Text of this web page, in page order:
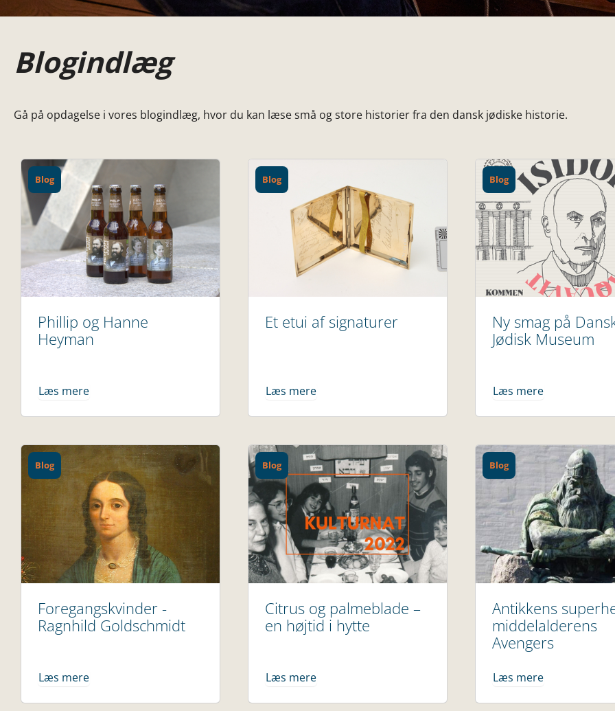
Blogindlæg
Gå på opdagelse i vores blogindlæg, hvor du kan læse små og store historier fra den dansk jødiske historie.
Blog
Phillip og Hanne
Heyman
Læs mere
Blog
Et etui af signaturer
Læs mere
Blog
Ny smag på
Jødisk Museum
Læs mere
Blog
Foregangskvinder -
Ragnhild Goldschmidt
Læs mere
Blog
Citrus og palmeblade –
en højtid i hytte
Læs mere
Blog
Antikkens
middelalderens
Avengers
Læs mere